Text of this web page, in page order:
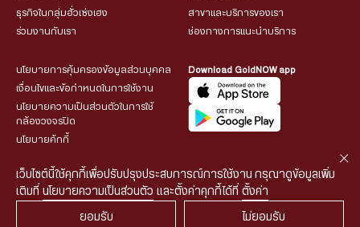
ธุรกิจในกลุ่มฮั่วเซ่งเฮง
ร่วมงานกับเรา
สาขาและบริการของเรา
ช่องทางการแนะนำบริการ
นโยบายการคุ้มครองข้อมูลส่วนบุคคล
เงื่อนไขและข้อกำหนดในการใช้งาน
นโยบายความเป็นส่วนตัวในการใช้
กล้องวงจรปิด
นโยบายคุ้กกี้
Download GoldNOW app
© 2026 HUA SENG HENG CO.,LTD. All rights reserved.| Web::*
เว็บไซต์นี้ใช้คุกกี้เพื่อปรับปรุงประสบการณ์การใช้งาน กรุณาดูข้อมูลเพิ่ม
เติมที่ นโยบายความเป็นส่วนตัว และตั้งค่าคุกกี้ได้ที่ ตั้งค่า
ไม่ยอมรับ
ยอมรับ